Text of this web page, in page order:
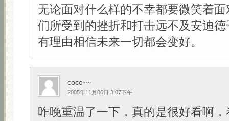
无论面对什么样的不幸都要微笑着
们所受到的挫折和打击远不及安迪
有理由相信未来一切都会变好。
coco~~
2005年11月06日 3:07下午
昨晚重温了一下，真的是很好看啊